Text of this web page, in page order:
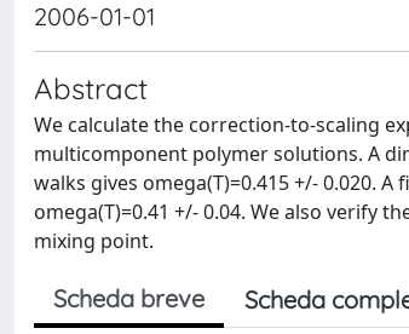
2006-01-01
Abstract
We calculate the correction-to-scaling
multicomponent polymer solutions. A
walks gives omega(T)=0.415 +/- 0.020.
omega(T)=0.41 +/- 0.04. We also verify
mixing point.
Scheda breve Scheda